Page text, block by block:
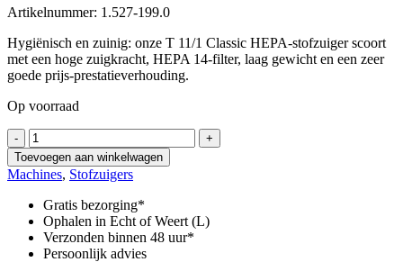
Artikelnummer: 1.527-199.0
Hygiënisch en zuinig: onze T 11/1 Classic HEPA-stofzuiger scoort
met een hoge zuigkracht, HEPA 14-filter, laag gewicht en een zeer
goede prijs-prestatieverhouding.
Op voorraad
-
T
11/1
Classic
HEPA
aantal
+
Toevoegen aan winkelwagen
Machines, Stofzuigers
Gratis bezorging*
Ophalen in Echt of Weert (L)
Verzonden binnen 48 uur*
Persoonlijk advies